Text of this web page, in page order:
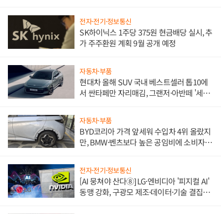
전자·전기·정보통신
SK하이닉스 1주당 375원 현금배당 실시, 추
가 주주환원 계획 9월 공개 예정
자동차·부품
현대차 올해 SUV 국내 베스트셀러 톱10에
서 싼타페만 자리매김, 그랜저·아반떼 '세단
자동차·부품
BYD코리아 가격 앞세워 수입차 4위 올랐지
만, BMW·벤츠보다 높은 공임비에 소비자
전자·전기·정보통신
[AI 뭉쳐야 산다⑧] LG·엔비디아 '피지컬 AI'
동맹 강화, 구광모 제조·데이터·기술 결집